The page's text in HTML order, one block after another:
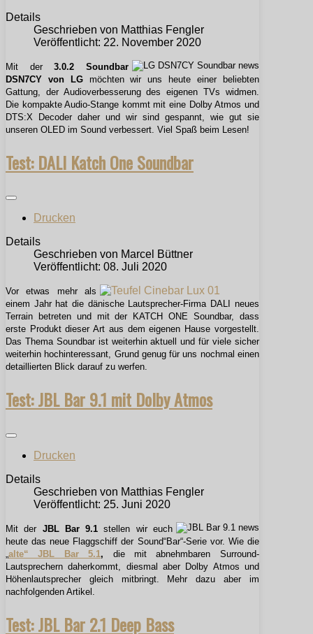
Details
Geschrieben von Matthias Fengler
Veröffentlicht: 22. November 2020
Mit der3.0.2 Soundbar
DSN7CY von LGmöchten wir uns heute einer beliebten
Gattung, der Audioverbesserung des eigenen TVs widmen.
Die kompakte Audio-Stange kommt mit eine Dolby Atmos und
DTS:X Decoder daher und wir sind gespannt, wie gut sie
unseren OLED im Sound verbessert. Viel Spaß beim Lesen!
Test: DALI Katch One Soundbar
Drucken
Details
Geschrieben von Marcel Büttner
Veröffentlicht: 08. Juli 2020
Vor etwas mehr als
einem Jahr hat die dänische Lautsprecher-Firma DALI neues
Terrain betreten und mit der KATCH ONE Soundbar, dass
erste Produkt dieser Art aus dem eigenen Hause vorgestellt.
Das Thema Soundbar ist weiterhin aktuell und für viele sicher
weiterhin hochinteressant, Grund genug für uns nochmal einen
detaillierten Blick darauf zu werfen.
Test: JBL Bar 9.1 mit Dolby Atmos
Drucken
Details
Geschrieben von Matthias Fengler
Veröffentlicht: 25. Juni 2020
Mit der JBL Bar 9.1 stellen wir euch
heute das neue Flaggschiff der Sound“Bar“-Serie vor. Wie die
„alte“ JBL Bar 5.1, die mit abnehmbaren Surround-
Lautsprechern daherkommt, diesmal aber Dolby Atmos und
Höhenlautsprecher gleich mitbringt. Mehr dazu aber im
nachfolgenden Artikel.
Test: JBL Bar 2.1 Deep Bass